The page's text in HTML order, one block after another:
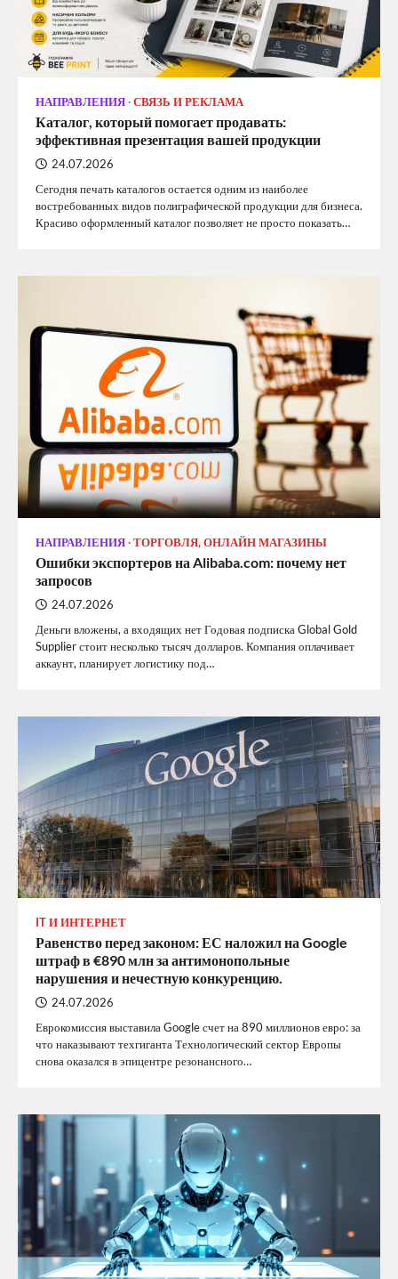
НАПРАВЛЕНИЯ СВЯЗЬ И РЕКЛАМА
Каталог, который помогает продавать:
эффективная презентация вашей продукции
24.07.2026
Сегодня печать каталогов остается одним из наиболее
востребованных видов полиграфической продукции для бизнеса.
Красиво оформленный каталог позволяет не просто показать…
НАПРАВЛЕНИЯ ТОРГОВЛЯ, ОНЛАЙН МАГАЗИНЫ
Ошибки экспортеров на Alibaba.com: почему нет
запросов
24.07.2026
Деньги вложены, а входящих нет Годовая подписка Global Gold
Supplier стоит несколько тысяч долларов. Компания оплачивает
аккаунт, планирует логистику под…
IT И ИНТЕРНЕТ
Равенство перед законом: ЕС наложил на Google
штраф в €890 млн за антимонопольные
нарушения и нечестную конкуренцию.
24.07.2026
Еврокомиссия выставила Google счет на 890 миллионов евро: за
что наказывают техгиганта Технологический сектор Европы
снова оказался в эпицентре резонансного…